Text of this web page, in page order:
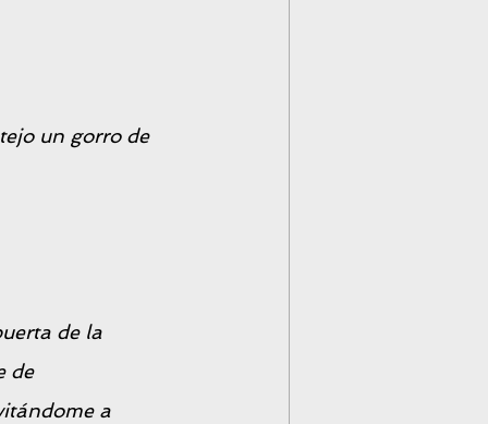
un gorro de
de la
de
a